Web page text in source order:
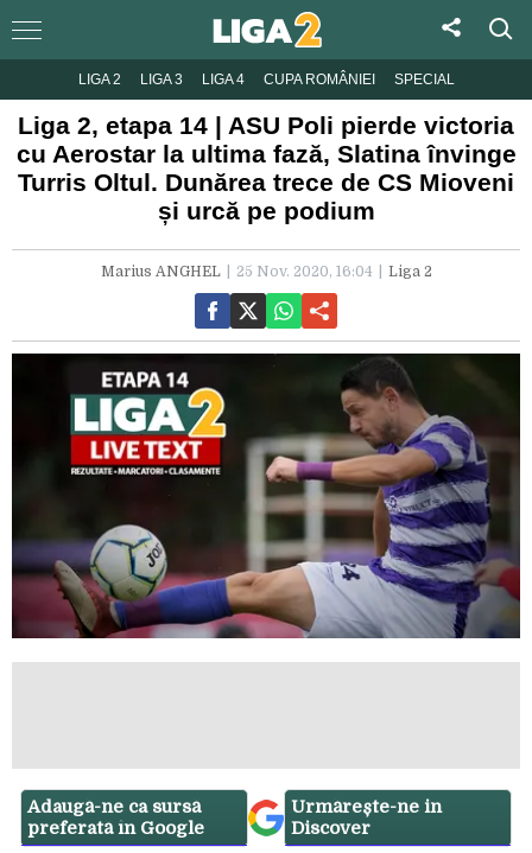
LIGA 2 LIGA 3 LIGA 4 CUPA ROMÂNIEI SPECIAL
Liga 2, etapa 14 | ASU Poli pierde victoria
cu Aerostar la ultima fază, Slatina învinge
Turris Oltul. Dunărea trece de CS Mioveni
și urcă pe podium
Marius ANGHEL 25 Nov. 2020, 16:04 Liga 2
Adaugă-ne ca sursă
preferată în Google
Urmărește-ne in
Discover